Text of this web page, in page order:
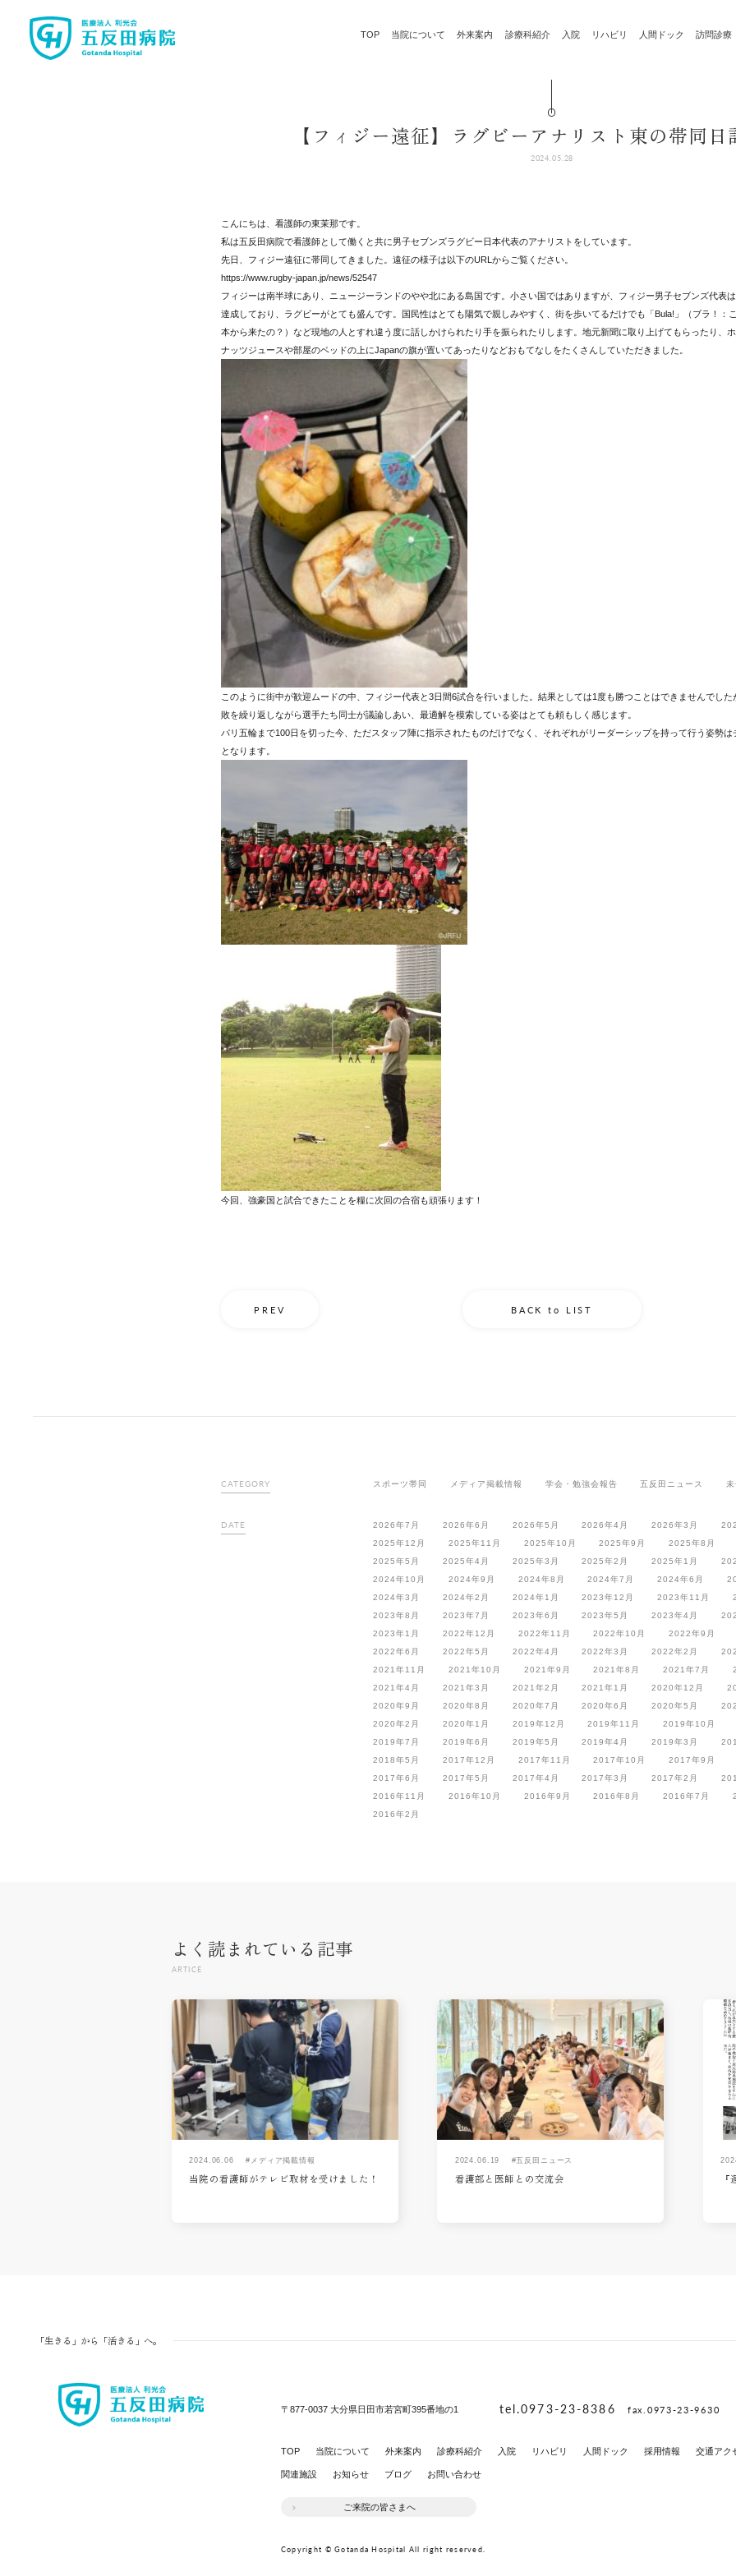
TOP 当院について 外来案内 診療科紹介 入院 リハビリ 人間ドック 訪問診療
【フィジー遠征】ラグビーアナリスト東の帯同
2024.05.28
こんにちは、看護師の東茉那です。
私は五反田病院で看護師として働くと共に男子セブンズラグビー日本代表のアナリストをしています。
先日、フィジー遠征に帯同してきました。遠征の様子は以下のURLからご覧ください。
https://www.rugby-japan.jp/news/52547
フィジーは南半球にあり、ニュージーランドのやや北にある島国です。小さい国ではありますが、フィジー男子セブンズ代表
達成しており、ラグビーがとても盛んです。国民性はとても陽気で親しみやすく、街を歩いてるだけでも「Bula!」（ブラ！：
本から来たの？）など現地の人とすれ違う度に話しかけられたり手を振られたりします。地元新聞に取り上げてもらったり、
ナッツジュースや部屋のベッドの上にJapanの旗が置いてあったりなどおもてなしをたくさんしていただきました。
このように街中が歓迎ムードの中、フィジー代表と3日間6試合を行いました。結果としては1度も勝つことはできませんでし
敗を繰り返しながら選手たち同士が議論しあい、最適解を模索している姿はとても頼もしく感じます。
パリ五輪まで100日を切った今、ただスタッフ陣に指示されたものだけでなく、それぞれがリーダーシップを持って行う姿勢
となります。
今回、強豪国と試合できたことを糧に次回の合宿も頑張ります！
PREV BACK to LIST
CATEGORY スポーツ帯同 メディア掲載情報 学会・勉強会報告 五反田ニュース
DATE 2026年7月 2026年6月 2026年5月 2026年4月 2026年3月
2025年12月
2025年11月 2025年10月 2025年9月
2025年8月
2025年5月
2025年4月 2025年3月 2025年2月 2025年1月
2024年10月
2024年9月 2024年8月 2024年7月 2024年6月
2024年3月
2024年2月 2024年1月 2023年12月 2023年11月
2023年8月
2023年7月 2023年6月 2023年5月 2023年4月
2023年1月
2022年12月 2022年11月 2022年10月
2022年9月
2022年6月
2022年5月 2022年4月 2022年3月 2022年2月
2021年11月
2021年10月 2021年9月 2021年8月 2021年7月
2021年4月
2021年3月 2021年2月 2021年1月 2020年12月
2020年9月
2020年8月 2020年7月 2020年6月 2020年5月
2020年2月
2020年1月 2019年12月 2019年11月
2019年10月
2019年7月
2019年6月 2019年5月 2019年4月 2019年3月
2018年5月
2017年12月 2017年11月 2017年10月
2017年9月
2017年6月
2017年5月 2017年4月 2017年3月 2017年2月
2016年11月
2016年10月 2016年9月 2016年8月 2016年7月
2016年2月
よく読まれている記事
ARTICE
2024.06.06 #メディア掲載情報
当院の看護師がテレビ取材を受けました！
2024.06.19 #五反田ニュース
看護部と医師との交流会
「生きる」から「活きる」へ。
〒877-0037 大分県日田市若宮町395番地の1 tel.0973-23-8386 fax.0973-23-9630
TOP 当院について 外来案内 診療科紹介 入院 リハビリ 人間ドック 採用情報 交通アク
関連施設 お知らせ ブログ お問い合わせ
ご来院の皆さまへ
Copyright © Gotanda Hospital All right reserved.